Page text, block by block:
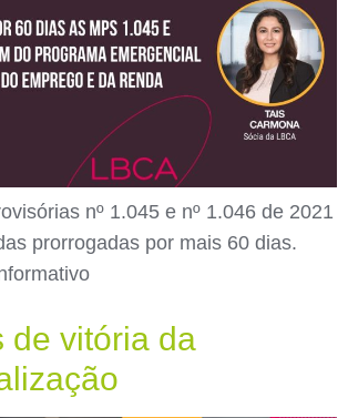
nº 1.045 e nº 1.046 de 2021
prorrogadas por mais 60 dias.
de vitória da